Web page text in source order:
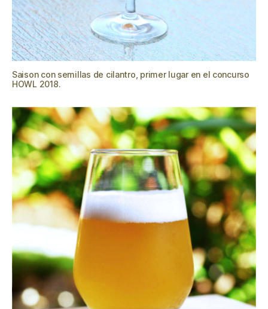
Saison con semillas de cilantro, primer lugar en el concurso
HOWL 2018.